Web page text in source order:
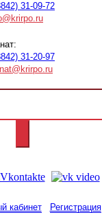
31-09-72
31-20-97
кабинет Регистрация